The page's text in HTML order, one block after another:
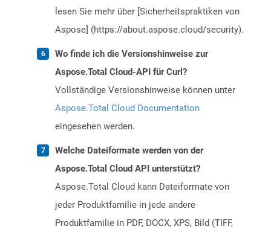
lesen Sie mehr über [Sicherheitspraktiken von
Aspose] (https://about.aspose.cloud/security).
Wo finde ich die Versionshinweise zur
Aspose.Total Cloud-API für Curl?
Vollständige Versionshinweise können unter
Aspose.Total Cloud Documentation
eingesehen werden.
Welche Dateiformate werden von der
Aspose.Total Cloud API unterstützt?
Aspose.Total Cloud kann Dateiformate von
jeder Produktfamilie in jede andere
Produktfamilie in PDF, DOCX, XPS, Bild (TIFF,